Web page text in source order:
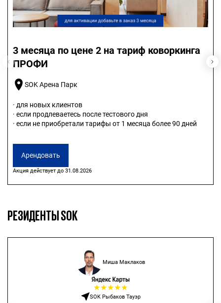
3 месяца по цене 2 на тариф коворкинга
ПРОФИ
SOK Арена Парк
· для новых клиентов
· если продлеваетесь после тестового дня
· если не приобретали тарифы от 1 месяца более 90 дней
Арендовать
Акция действует до 31.08.2026
РЕЗИДЕНТЫ SOK
Миша Маклаков
★★★★★
SOK Рыбаков Тауэр